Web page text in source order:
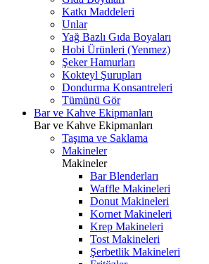
Katkı Maddeleri
Unlar
Yağ Bazlı Gıda Boyaları
Hobi Ürünleri (Yenmez)
Şeker Hamurları
Kokteyl Şurupları
Dondurma Konsantreleri
Tümünü Gör
Bar ve Kahve Ekipmanları
Bar ve Kahve Ekipmanları
Taşıma ve Saklama
Makineler
Makineler
Bar Blenderları
Waffle Makineleri
Donut Makineleri
Kornet Makineleri
Krep Makineleri
Tost Makineleri
Şerbetlik Makineleri